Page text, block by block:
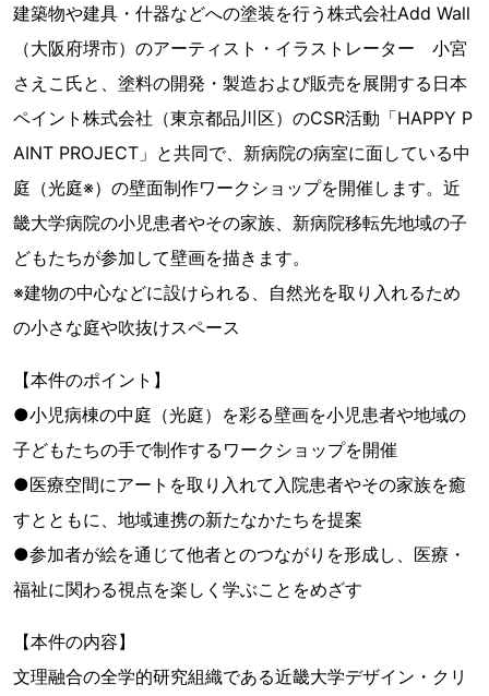
建築物や建具・什器などへの塗装を行う株式会社Add Wall
（大阪府堺市）のアーティスト・イラストレーター 小宮
さえこ氏と、塗料の開発・製造および販売を展開する日本
ペイント株式会社（東京都品川区）のCSR活動「HAPPY P
AINT PROJECT」と共同で、新病院の病室に面している中
庭（光庭※）の壁面制作ワークショップを開催します。近
畿大学病院の小児患者やその家族、新病院移転先地域の子
どもたちが参加して壁画を描きます。
※建物の中心などに設けられる、自然光を取り入れるため
の小さな庭や吹抜けスペース
【本件のポイント】
●小児病棟の中庭（光庭）を彩る壁画を小児患者や地域の
子どもたちの手で制作するワークショップを開催
●医療空間にアートを取り入れて入院患者やその家族を癒
すとともに、地域連携の新たなかたちを提案
●参加者が絵を通じて他者とのつながりを形成し、医療・
福祉に関わる視点を楽しく学ぶことをめざす
【本件の内容】
文理融合の全学的研究組織である近畿大学デザイン・クリ